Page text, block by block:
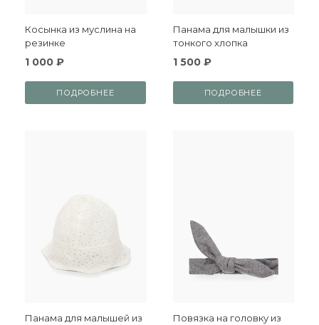
Косынка из муслина на
резинке
1 000 ₽
ПОДРОБНЕЕ
Панама для малышки из
тонкого хлопка
1 500 ₽
ПОДРОБНЕЕ
Панама для малышей из
Повязка на головку из